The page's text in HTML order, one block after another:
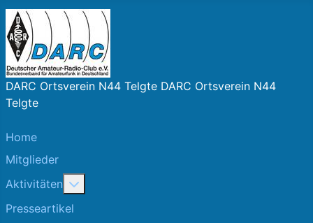
DARC Ortsverein N44 Telgte DARC Ortsverein N44
Telgte
Home
Mitglieder
Aktivitäten
Presseartikel